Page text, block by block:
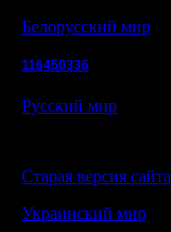
Белорусский мир
116450336
Русский мир
Старая версия сайта
Украинский мир